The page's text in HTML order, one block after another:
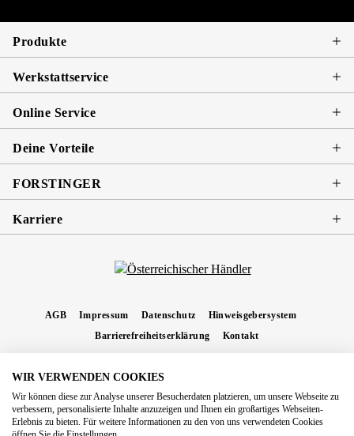
Produkte
Werkstattservice
Online Service
Deine Vorteile
FORSTINGER
Karriere
AGB Impressum Datenschutz
Hinweisgebersystem
Barrierefreiheitserklärung
Kontakt
Nachnahmegebühren, wenn nicht anders angegeben.
Copyright 2026 Forstinger Österreich GmbH
Königstetter Straße 128 - 134/OG3, 3430 Tulln
WIR VERWENDEN COOKIES
Wir können diese zur Analyse unserer Besucherdaten platzieren, um unsere Webseite zu
verbessern, personalisierte Inhalte anzuzeigen und Ihnen ein großartiges Webseiten-
Erlebnis zu bieten. Für weitere Informationen zu den von uns verwendeten Cookies